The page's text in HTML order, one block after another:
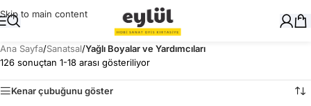
Skip to main content
Ana Sayfa/Sanatsal/Yağlı Boyalar ve Yardımcıları
126 sonuçtan 1-18 arası gösteriliyor
Kenar çubuğunu göster